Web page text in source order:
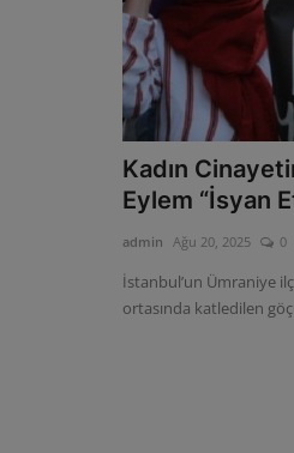
Kadın
Eylem “İsyan
admin Ağu 20, 2025 0
İstanbul’un Ümraniye
ortasında katledilen